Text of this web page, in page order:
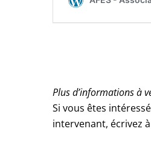
Plus d’informations à
Si vous êtes
intervenant, écrivez